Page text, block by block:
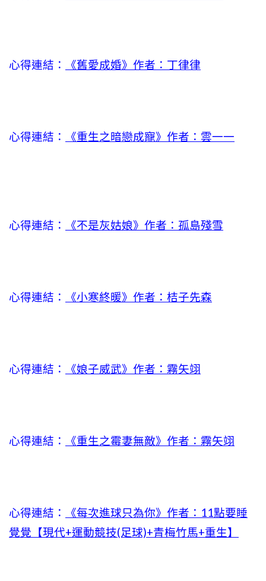
心得連結： 《舊愛成婚》作者：丁律律
心得連結： 《重生之暗戀成寵》作者：雲一一
心得連結： 《不是灰姑娘》作者：孤島殘雪
心得連結： 《小寒終暖》作者：桔子先森
心得連結： 《娘子威武》作者：霧矢翊
心得連結： 《重生之霉妻無敵》作者：霧矢翊
心得連結：
《每次進球只為你》作者：11點要睡
覺覺【現代+運動競技(足球)+青梅竹馬+重生】